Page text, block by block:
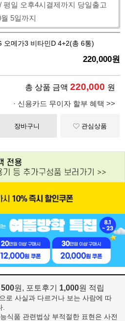
평일 오후4시결제까지 당일출고
5일까지
오메가3 비타민D 4+2(총 6통)
220,000원
총 상품 금액 220,000 원
· 신용카드 무이자 할부 혜택 >>
장바구니 관심상품
500원, 포토후기 1,000원 적립
로 사실과 다르거나 보는 사람에 따
.
식품 관련법상 부적절한 표현은 사전